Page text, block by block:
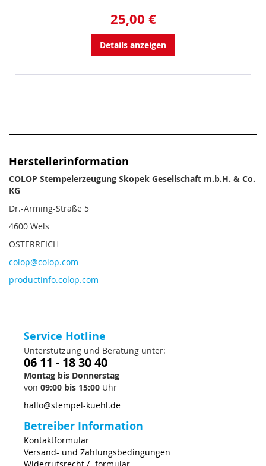
25,00 €
Details anzeigen
Herstellerinformation
COLOP Stempelerzeugung Skopek Gesellschaft m.b.H. & Co.
KG
Dr.-Arming-Straße 5
4600 Wels
ÖSTERREICH
colop@colop.com
productinfo.colop.com
Service Hotline
Unterstützung und Beratung unter:
06 11 - 18 30 40
Montag bis Donnerstag
von 09:00 bis 15:00 Uhr
hallo@stempel-kuehl.de
Betreiber Information
Kontaktformular
Versand- und Zahlungsbedingungen